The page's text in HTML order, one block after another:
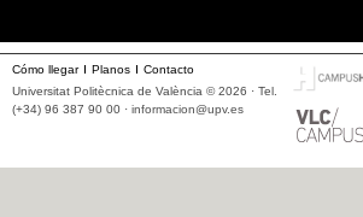
Cómo llegar Planos
Contacto
Universitat Politècnica de València © 2026 · Tel.
(+34) 96 387 90 00 · informacion@upv.es